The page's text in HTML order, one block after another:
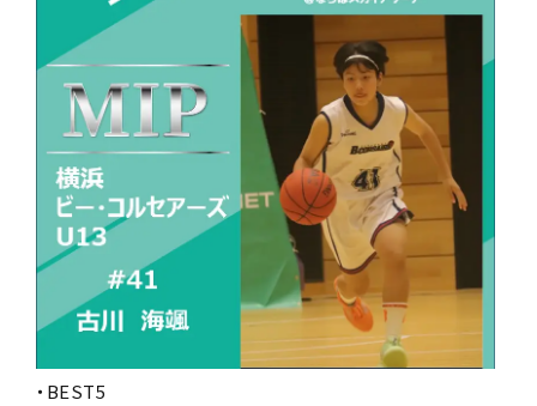
・BEST5